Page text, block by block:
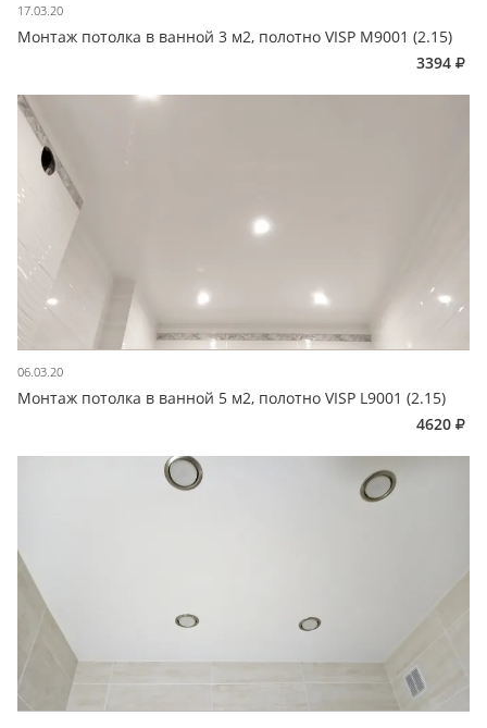
17.03.20
Монтаж потолка в ванной 3 м2, полотно VISP M9001 (2.15)
3394
06.03.20
Монтаж потолка в ванной 5 м2, полотно VISP L9001 (2.15)
4620